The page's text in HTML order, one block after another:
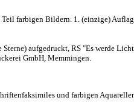
farbigen Bildern. 1. (einzige)
aufgedruckt, RS "Es werde
GmbH, Memmingen.
und farbigen